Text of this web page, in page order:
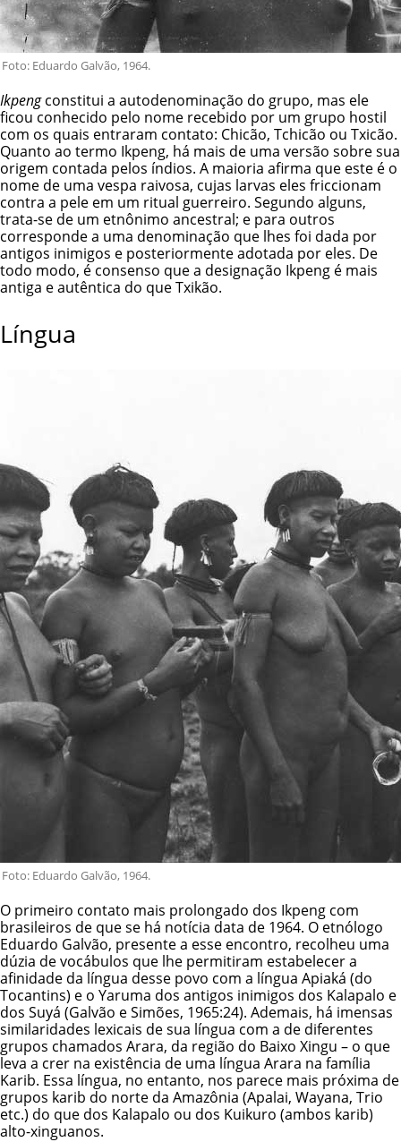
Foto: Eduardo Galvão, 1964.
Ikpengconstitui a autodenominação do grupo, mas ele
ficou conhecido pelo nome recebido por um grupo hostil
com os quais entraram contato: Chicão, Tchicão ou Txicão.
Quanto ao termo Ikpeng, há mais de uma versão sobre sua
origem contada pelos índios. A maioria afirma que este é o
nome de uma vespa raivosa, cujas larvas eles friccionam
contra a pele em um ritual guerreiro. Segundo alguns,
trata-se de um etnônimo ancestral; e para outros
corresponde a uma denominação que lhes foi dada por
antigos inimigos e posteriormente adotada por eles. De
todo modo, é consenso que a designação Ikpeng é mais
antiga e autêntica do que Txikão.
Língua
Foto: Eduardo Galvão, 1964.
O primeiro contato mais prolongado dos Ikpeng com
brasileiros de que se há notícia data de 1964. O etnólogo
Eduardo Galvão, presente a esse encontro, recolheu uma
dúzia de vocábulos que lhe permitiram estabelecer a
afinidade da língua desse povo com a língua Apiaká (do
Tocantins) e o Yaruma dos antigos inimigos dos Kalapalo e
dos Suyá (Galvão e Simões, 1965:24). Ademais, há imensas
similaridades lexicais de sua língua com a de diferentes
grupos chamados Arara, da região do Baixo Xingu – o que
leva a crer na existência de uma língua Arara na família
Karib. Essa língua, no entanto, nos parece mais próxima de
grupos karib do norte da Amazônia (Apalai, Wayana, Trio
etc.) do que dos Kalapalo ou dos Kuikuro (ambos karib)
alto-xinguanos.